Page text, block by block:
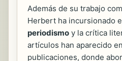
Además de su trabajo
Herbert ha incursionado
periodismo y la crítica
artículos han aparecido
publicaciones, donde